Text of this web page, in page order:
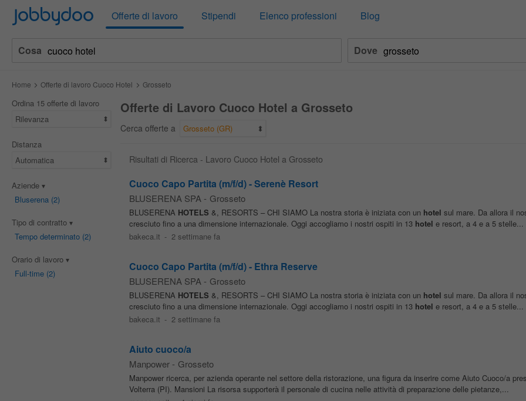
Jobbydoo Offerte di lavoro Stipendi Elenco professioni Blog
Cosa Dove
Home Offerte di lavoro Cuoco Hotel Grosseto
Ordina 15 offerte di lavoro
Rilevanza
Distanza
Automatica
Aziende
Bluserena(2)
Tipo di contratto
Tempo determinato(2)
Orario di lavoro
Full-time(2)
Offerte di Lavoro Cuoco Hotel a Grosseto
Cerca offerte a Grosseto (GR)
Risultati di Ricerca - Lavoro Cuoco Hotel a Grosseto
Cuoco Capo Partita (m/f/d) - Serenè Resort
BLUSERENA SPA - Grosseto
BLUSERENA HOTELS &, RESORTS – CHI SIAMO La nostra storia è iniziata con un hotel sul mare. Da allora il
cresciuto fino a una dimensione internazionale. Oggi accogliamo i nostri ospiti in 13 hotel e resort, a 4 e a 5 stelle...
bakeca.it - 2 settimane fa
Cuoco Capo Partita (m/f/d) - Ethra Reserve
BLUSERENA SPA - Grosseto
BLUSERENA HOTELS &, RESORTS – CHI SIAMO La nostra storia è iniziata con un hotel sul mare. Da allora il
cresciuto fino a una dimensione internazionale. Oggi accogliamo i nostri ospiti in 13 hotel e resort, a 4 e a 5 stelle...
bakeca.it - 2 settimane fa
Aiuto cuoco/a
Manpower - Grosseto
Manpower ricerca, per azienda operante nel settore della ristorazione, una figura da inserire come Aiuto Cuoco/a
Volterra (PI). Mansioni La risorsa supporterà il personale di cucina nelle attività di preparazione delle pietanze,...